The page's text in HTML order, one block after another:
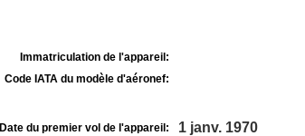
Immatriculation de l'appareil:
Code IATA du modèle d'aéronef:
Date du premier vol de l'appareil: 1 janv. 1970